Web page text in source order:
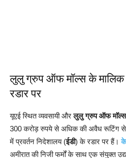
लुलु ग्रुप ऑफ मॉल्स के
रडार पर
यूएई स्थित व्यवसायी औरलुलु ग्रुप ऑफ मॉल्स
300 करोड़ रुपये से अधिक की अवैध रूटिंग से
में प्रवर्तन निदेशालय (ईडी) के रडार पर हैं।
अमीरात की निजी फर्मों के साथ एक संयुक्त